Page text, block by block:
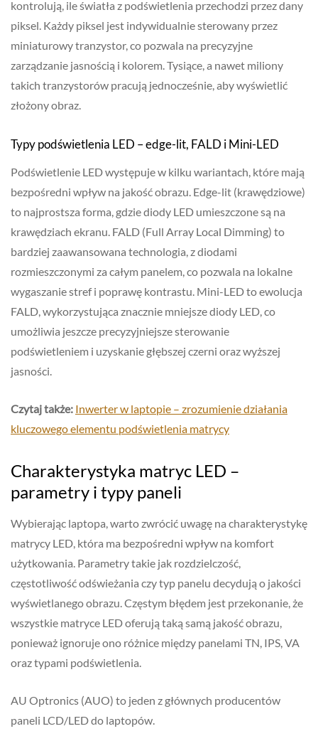
kontrolują, ile światła z podświetlenia przechodzi przez dany
piksel. Każdy piksel jest indywidualnie sterowany przez
miniaturowy tranzystor, co pozwala na precyzyjne
zarządzanie jasnością i kolorem. Tysiące, a nawet miliony
takich tranzystorów pracują jednocześnie, aby wyświetlić
złożony obraz.
Typy podświetlenia LED – edge-lit, FALD i Mini-LED
Podświetlenie LED występuje w kilku wariantach, które mają
bezpośredni wpływ na jakość obrazu. Edge-lit (krawędziowe)
to najprostsza forma, gdzie diody LED umieszczone są na
krawędziach ekranu. FALD (Full Array Local Dimming) to
bardziej zaawansowana technologia, z diodami
rozmieszczonymi za całym panelem, co pozwala na lokalne
wygaszanie stref i poprawę kontrastu. Mini-LED to ewolucja
FALD, wykorzystująca znacznie mniejsze diody LED, co
umożliwia jeszcze precyzyjniejsze sterowanie
podświetleniem i uzyskanie głębszej czerni oraz wyższej
jasności.
Czytaj także: Inwerter w laptopie – zrozumienie działania
kluczowego elementu podświetlenia matrycy
Charakterystyka matryc LED –
parametry i typy paneli
Wybierając laptopa, warto zwrócić uwagę na charakterystykę
matrycy LED, która ma bezpośredni wpływ na komfort
użytkowania. Parametry takie jak rozdzielczość,
częstotliwość odświeżania czy typ panelu decydują o jakości
wyświetlanego obrazu. Częstym błędem jest przekonanie, że
wszystkie matryce LED oferują taką samą jakość obrazu,
ponieważ ignoruje ono różnice między panelami TN, IPS, VA
oraz typami podświetlenia.
AU Optronics (AUO) to jeden z głównych producentów
paneli LCD/LED do laptopów.